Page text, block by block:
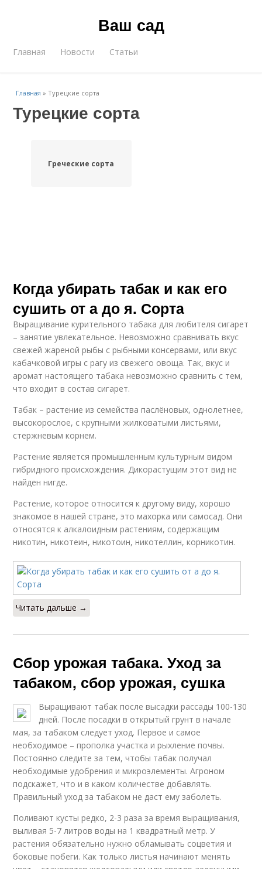
Ваш сад
Главная Новости Статьи
Главная »Турецкие сорта
Турецкие сорта
Греческие сорта
Когда убирать табак и как его
сушить от а до я. Сорта
Выращивание курительного табака для любителя сигарет
– занятие увлекательное. Невозможно сравнивать вкус
свежей жареной рыбы с рыбными консервами, или вкус
кабачковой игры с рагу из свежего овоща. Так, вкус и
аромат настоящего табака невозможно сравнить с тем,
что входит в состав сигарет.
Табак – растение из семейства паслёновых, однолетнее,
высокорослое, с крупными жилковатыми листьями,
стержневым корнем.
Растение является промышленным культурным видом
гибридного происхождения. Дикорастущим этот вид не
найден нигде.
Растение, которое относится к другому виду, хорошо
знакомое в нашей стране, это махорка или самосад. Они
относятся к алкалоидным растениям, содержащим
никотин, никотеин, никотоин, никотеллин, корникотин.
Читать дальше →
Сбор урожая табака. Уход за
табаком, сбор урожая, сушка
Выращивают табак после высадки рассады 100-130
дней. После посадки в открытый грунт в начале
мая, за табаком следует уход. Первое и самое
необходимое – прополка участка и рыхление почвы.
Постоянно следите за тем, чтобы табак получал
необходимые удобрения и микроэлементы. Агроном
подскажет, что и в каком количестве добавлять.
Правильный уход за табаком не даст ему заболеть.
Поливают кусты редко, 2-3 раза за время выращивания,
выливая 5-7 литров воды на 1 квадратный метр. У
растения обязательно нужно обламывать соцветия и
боковые побеги. Как только листья начинают менять